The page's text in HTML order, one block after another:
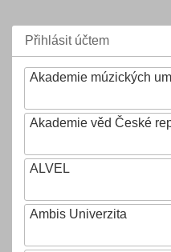
Přihlásit účtem
Akademie múzických
Akademie věd České
ALVEL
Ambis Univerzita